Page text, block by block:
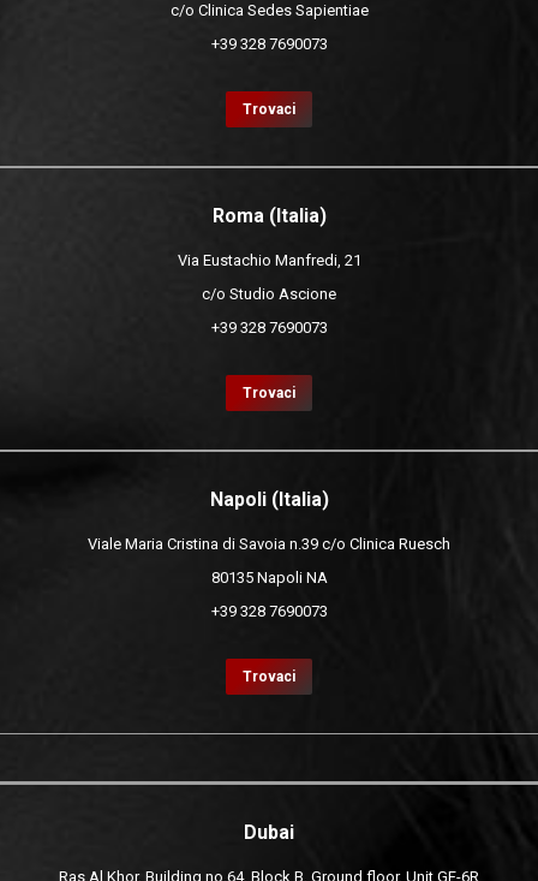
c/o Clinica Sedes Sapientiae
+39 328 7690073
Trovaci
Roma (Italia)
Via Eustachio Manfredi, 21
c/o Studio Ascione
+39 328 7690073
Trovaci
Napoli (Italia)
Viale Maria Cristina di Savoia n.39 c/o Clinica Ruesch
80135 Napoli NA
+39 328 7690073
Trovaci
Dubai
Ras Al Khor, Building no.64, Block B, Ground floor, Unit GF-6R